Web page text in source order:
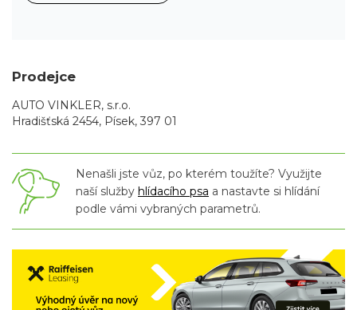
Prodejce
AUTO VINKLER, s.r.o.
Hradišťská 2454, Písek, 397 01
Nenašli jste vůz, po kterém toužíte? Využijte
naší služby hlídacího psa a nastavte si hlídání
podle vámi vybraných parametrů.